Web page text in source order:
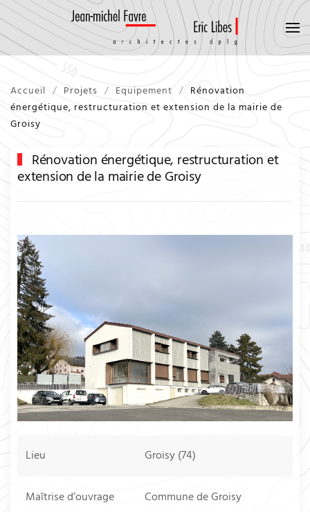
Accueil Projets Equipement
Rénovation
énergétique, restructuration et extension de la mairie de
Groisy
Rénovation énergétique, restructuration et
extension de la mairie de Groisy
Lieu Groisy (74)
Maîtrise d’ouvrage Commune de Groisy